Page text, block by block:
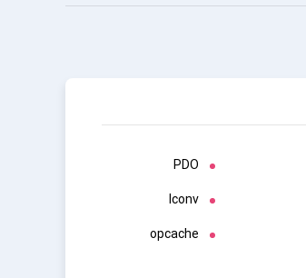
PDO
Iconv
opcache